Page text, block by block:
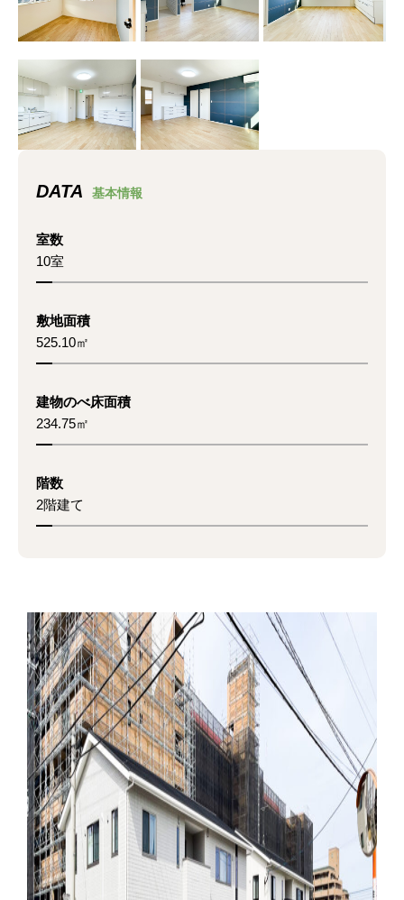
DATA 基本情報
室数
10室
敷地面積
525.10㎡
建物のべ床面積
234.75㎡
階数
2階建て